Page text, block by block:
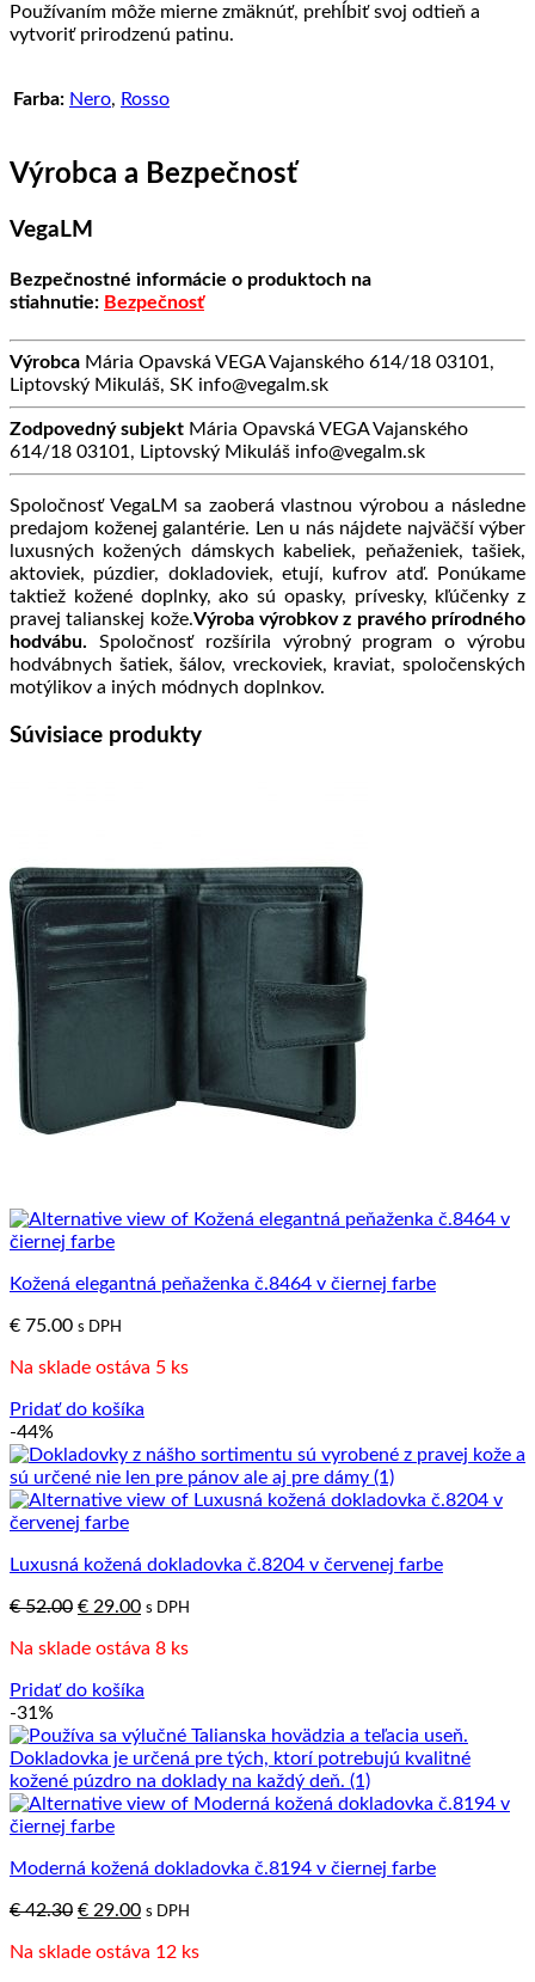
Používaním môže mierne zmäknúť, prehĺbiť svoj odtieň a
vytvoriť prirodzenú patinu.
Farba: Nero, Rosso
Výrobca a Bezpečnosť
VegaLM
Bezpečnostné informácie o produktoch na
stiahnutie: Bezpečnosť
Výrobca Mária Opavská VEGA Vajanského 614/18 03101,
Liptovský Mikuláš, SK info@vegalm.sk
Zodpovedný subjekt Mária Opavská VEGA Vajanského
614/18 03101, Liptovský Mikuláš info@vegalm.sk
Spoločnosť VegaLM sa zaoberá vlastnou výrobou a následne
predajom koženej galantérie. Len u nás nájdete najväčší výber
luxusných kožených dámskych kabeliek, peňaženiek, tašiek,
aktoviek, púzdier, dokladoviek, etují, kufrov atď. Ponúkame
taktiež kožené doplnky, ako sú opasky, prívesky, kľúčenky z
pravej talianskej kože.Výroba výrobkov z pravého prírodného
hodvábu. Spoločnosť rozšírila výrobný program o výrobu
hodvábnych šatiek, šálov, vreckoviek, kraviat, spoločenských
motýlikov a iných módnych doplnkov.
Súvisiace produkty
Kožená elegantná peňaženka č.8464 v čiernej farbe
€ 75.00 s DPH
Na sklade ostáva 5 ks
Pridať do košíka
-44%
Luxusná kožená dokladovka č.8204 v červenej farbe
€52.00 Pôvodná
bola:
€ 29.00Aktuálna
je:
s DPH
Na sklade ostáva 8 ks
Pridať do košíka
-31%
Moderná kožená dokladovka č.8194 v čiernej farbe
€42.30 Pôvodná
bola:
€ 29.00Aktuálna
je:
s DPH
Na sklade ostáva 12 ks